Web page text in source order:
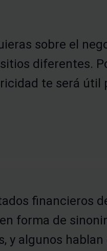
sobre el
diferentes.
te será útil
financieros
forma de
y algunos hablan